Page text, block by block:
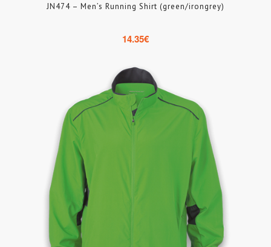
JN474 – Men’s Running Shirt (green/irongrey)
14.35€